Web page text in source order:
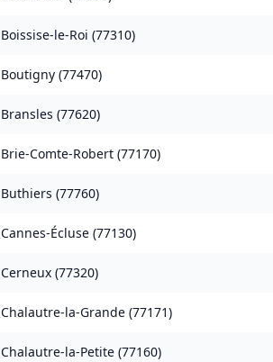
Boissise-le-Roi (77310)
Boutigny (77470)
Bransles (77620)
Brie-Comte-Robert (77170)
Buthiers (77760)
Cannes-Écluse (77130)
Cerneux (77320)
Chalautre-la-Grande (77171)
Chalautre-la-Petite (77160)